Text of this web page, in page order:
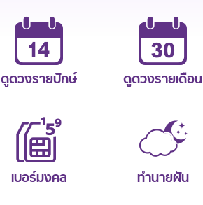
ดูดวงรายปักษ์ ดูดวงรายเดือน
เบอร์มงคล ทำนายฝัน